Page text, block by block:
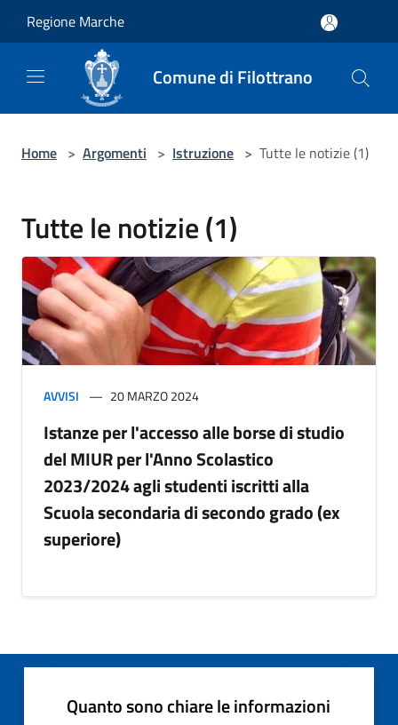
Regione Marche
Comune di Filottrano
Home > Argomenti > Istruzione > Tutte le notizie (1)
Tutte le notizie (1)
AVVISI 20 MARZO 2024
Istanze per l'accesso alle borse di studio
del MIUR per l'Anno Scolastico
2023/2024 agli studenti iscritti alla
Scuola secondaria di secondo grado (ex
superiore)
Quanto sono chiare le informazioni